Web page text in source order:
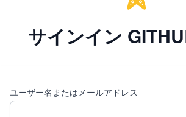
サインイン
ユーザー名またはメールアドレス